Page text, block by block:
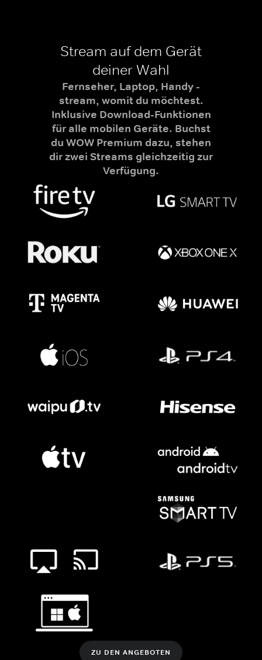
Stream auf dem Gerät
deiner Wahl
Fernseher, Laptop, Handy -
stream, womit du möchtest.
Inklusive Download-Funktionen
für alle mobilen Geräte. Buchst
du WOW Premium dazu, stehen
dir zwei Streams gleichzeitig zur
Verfügung.
ZU DEN ANGEBOTEN